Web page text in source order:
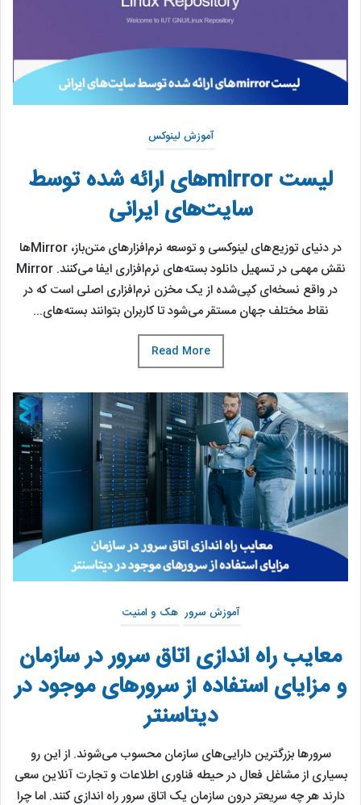
آموزش لینوکس
لیست mirrorهای ارائه‌ شده توسط
سایت‌های ایرانی
در دنیای توزیع‌های لینوکسی و توسعه نرم‌افزارهای متن‌باز، Mirrorها
نقش مهمی در تسهیل دانلود بسته‌های نرم‌افزاری ایفا می‌کنند. Mirror
در واقع نسخه‌ای کپی‌شده از یک مخزن نرم‌افزاری اصلی است که در
نقاط مختلف جهان مستقر می‌شود تا کاربران بتوانند بسته‌های...
Read More
آموزش سرور هک و امنیت
معایب راه اندازی اتاق سرور در سازمان
و مزایای استفاده از سرورهای موجود در
دیتاسنتر
سرورها بزرگترین دارایی‌های سازمان محسوب می‌شوند. از این رو
بسیاری از مشاغل فعال در حیطه فناوری اطلاعات و تجارت آنلاین سعی
دارند هر چه سریعتر درون سازمان یک اتاق سرور راه اندازی کنند. اما چرا